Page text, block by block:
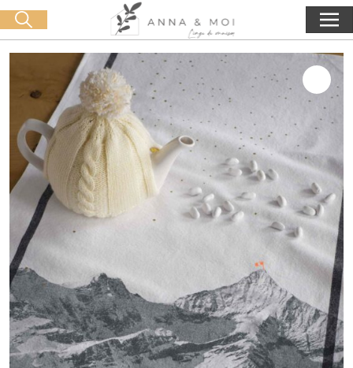
Livraison offerte dès 60€ d'achat 0,00€
Lancer la recherche